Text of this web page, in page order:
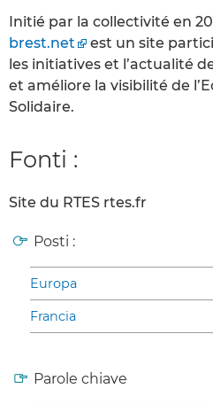
Initié par la collectivité en
brest.net
est un site
les initiatives et l’actualité
et améliore la visibilité de
Solidaire.
Fonti :
Site du RTES rtes.fr
Posti :
Europa
Francia
Parole chiave